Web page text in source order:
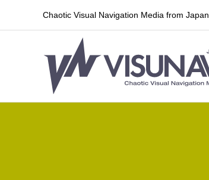
Chaotic Visual Navigation Media from Japan